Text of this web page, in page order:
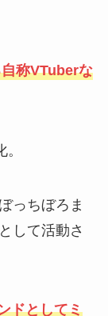
称VTuberな
っちぼろま
して活動さ
ドとしてミ